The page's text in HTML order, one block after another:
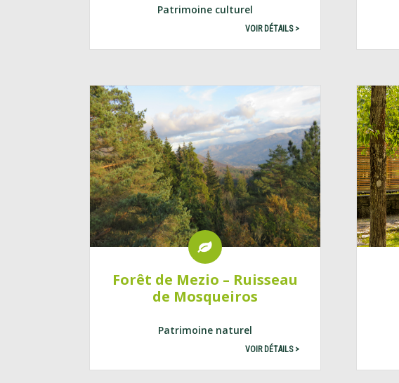
Patrimoine culturel
VOIR DÉTAILS >
Forêt de Mezio – Ruisseau
de Mosqueiros
Patrimoine naturel
VOIR DÉTAILS >